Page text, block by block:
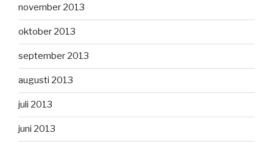
november 2013
oktober 2013
september 2013
augusti 2013
juli 2013
juni 2013